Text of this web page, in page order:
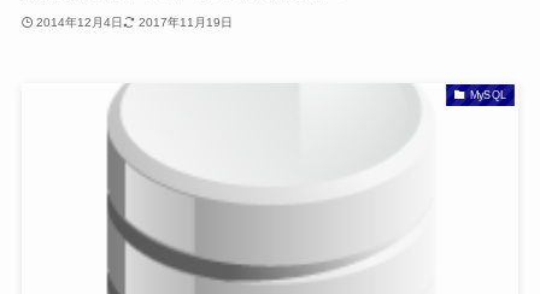
2014年12月4日 2017年11月19日
MySQL